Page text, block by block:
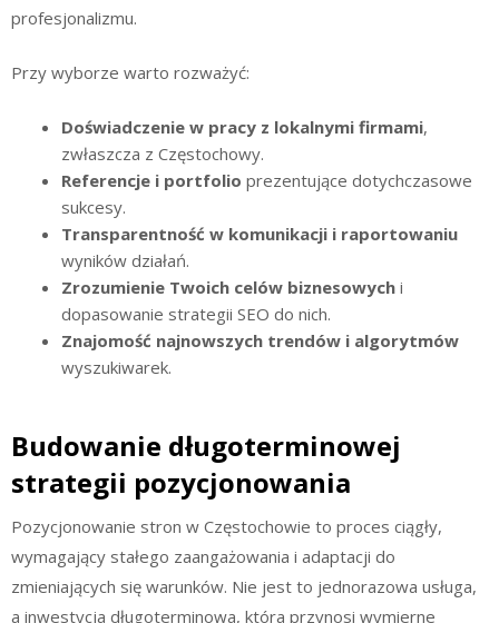
profesjonalizmu.
Przy wyborze warto rozważyć:
Doświadczenie w pracy z lokalnymi firmami,
zwłaszcza z Częstochowy.
Referencje i portfolio prezentujące dotychczasowe
sukcesy.
Transparentność w komunikacji i raportowaniu
wyników działań.
Zrozumienie Twoich celów biznesowych i
dopasowanie strategii SEO do nich.
Znajomość najnowszych trendów i algorytmów
wyszukiwarek.
Budowanie długoterminowej
strategii pozycjonowania
Pozycjonowanie stron w Częstochowie to proces ciągły,
wymagający stałego zaangażowania i adaptacji do
zmieniających się warunków. Nie jest to jednorazowa usługa,
a inwestycja długoterminowa, która przynosi wymierne